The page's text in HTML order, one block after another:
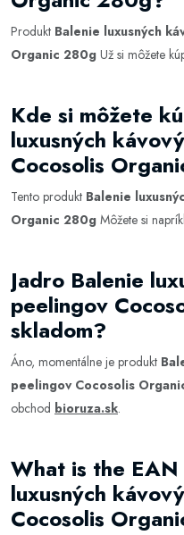
Produkt Balenie luxusných
Organic 280g Už si môžete
Kde si môžete
luxusných
Cocosolis
Tento produkt Balenie
Organic 280g Môžete si
Jadro Balenie
peelingov
skladom?
Áno, momentálne je produkt
peelingov Cocosolis
obchod bioruza.sk.
What is the
luxusných
Cocosolis